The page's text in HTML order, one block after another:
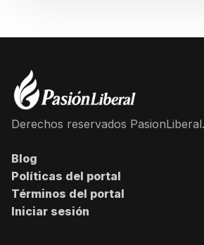
Derechos reservados
Blog
Políticas del portal
Términos del portal
Iniciar sesión